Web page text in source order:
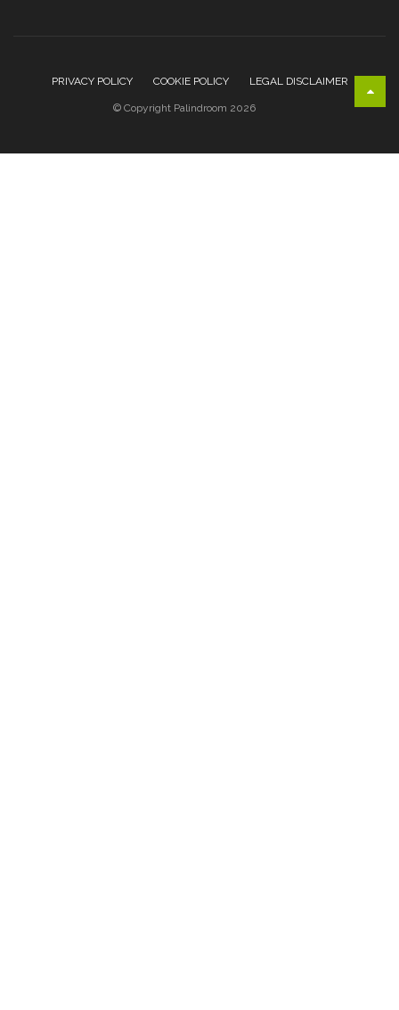
PRIVACY POLICY COOKIE POLICY LEGAL DISCLAIMER
© Copyright Palindroom 2026